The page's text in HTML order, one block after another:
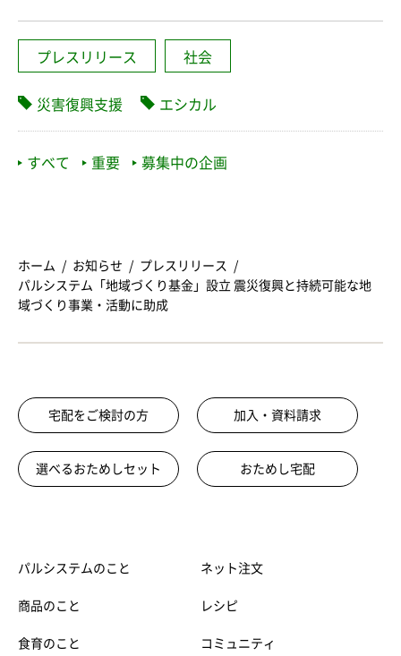
プレスリリース 社会
災害復興支援 エシカル
すべて 重要 募集中の企画
ホーム お知らせ
プレスリリース
パルシステム「地域づくり基金」設立 震災復興と持続可能な地
域づくり事業・活動に助成
宅配をご検討の方 加入・資料請求
選べるおためしセット おためし宅配
パルシステムのこと
商品のこと
食育のこと
ネット注文
レシピ
コミュニティ